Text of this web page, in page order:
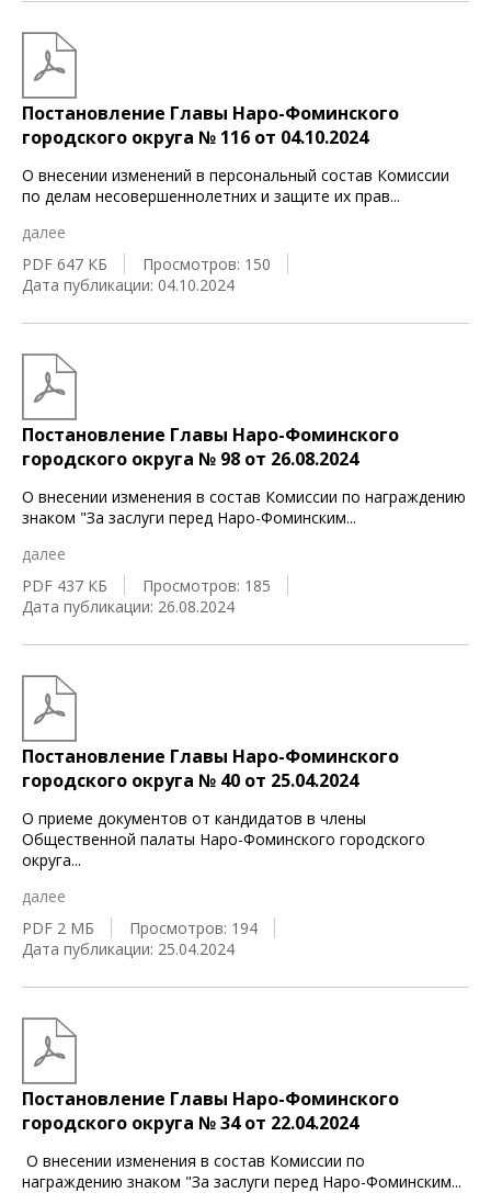
Постановление Главы Наро-Фоминского
городского округа № 116 от 04.10.2024
О внесении изменений в персональный состав Комиссии
по делам несовершеннолетних и защите их прав...
далее
PDF 647 КБ
Просмотров: 150
Дата публикации: 04.10.2024
Постановление Главы Наро-Фоминского
городского округа № 98 от 26.08.2024
О внесении изменения в состав Комиссии по награждению
знаком "За заслуги перед Наро-Фоминским...
далее
PDF 437 КБ
Просмотров: 185
Дата публикации: 26.08.2024
Постановление Главы Наро-Фоминского
городского округа № 40 от 25.04.2024
О приеме документов от кандидатов в члены
Общественной палаты Наро-Фоминского городского
округа...
далее
PDF 2 МБ
Просмотров: 194
Дата публикации: 25.04.2024
Постановление Главы Наро-Фоминского
городского округа № 34 от 22.04.2024
О внесении изменения в состав Комиссии по
награждению знаком "За заслуги перед Наро-Фоминским...